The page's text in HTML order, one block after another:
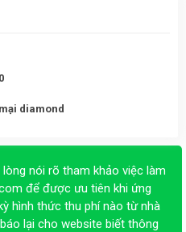
diamond
nói rõ tham khảo việc làm
để được ưu tiên khi ứng
hình thức thu phí nào từ nhà
lại cho website biết thông